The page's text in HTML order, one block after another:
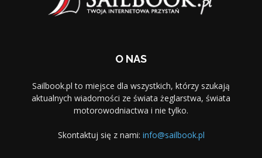
O NAS
Sailbook.pl to miejsce dla wszystkich, którzy szukają
aktualnych wiadomości ze świata żeglarstwa, świata
motorowodniactwa i nie tylko.
Skontaktuj się z nami: info@sailbook.pl